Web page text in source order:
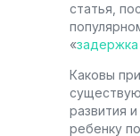
статья,
«задержка
Каковы
развития
ребенку